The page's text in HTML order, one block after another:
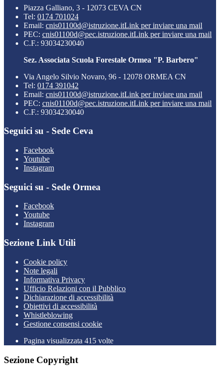
Piazza Galliano, 3 - 12073 CEVA CN
Tel: 0174 701024
Email: cnis01100d@istruzione.itLink per inviare una mail
PEC: cnis01100d@pec.istruzione.itLink per inviare una mail
C.F.: 93034230040
Sez. Associata Scuola Forestale Ormea "P. Barbero"
Via Angelo Silvio Novaro, 96 - 12078 ORMEA CN
Tel: 0174 391042
Email: cnis01100d@istruzione.itLink per inviare una mail
PEC: cnis01100d@pec.istruzione.itLink per inviare una mail
C.F.: 93034230040
Seguici su - Sede Ceva
Facebook
Youtube
Instagram
Seguici su - Sede Ormea
Facebook
Youtube
Instagram
Sezione Link Utili
Cookie policy
Note legali
Informativa Privacy
Ufficio Relazioni con il Pubblico
Dichiarazione di accessibilità
Obiettivi di accessibilità
Whistleblowing
Gestione consensi cookie
Pagina visualizzata 415 volte
Sezione Copyright